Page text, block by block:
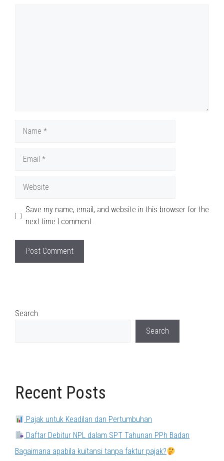
Save my name, email, and website in this browser for the
next time I comment.
Search
Search
Recent Posts
Pajak untuk Keadilan dan Pertumbuhan
Daftar Debitur NPL dalam SPT Tahunan PPh Badan
Bagaimana apabila kuitansi tanpa faktur pajak?